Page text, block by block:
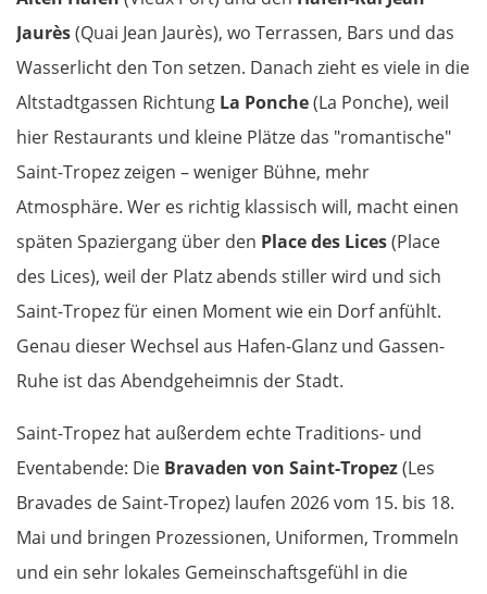
Jaurès(Quai Jean Jaurès), wo Terrassen, Bars und das
Wasserlicht den Ton setzen. Danach zieht es viele in die
Altstadtgassen Richtung La Ponche(La Ponche), weil
hier Restaurants und kleine Plätze das "romantische"
Saint-Tropez zeigen – weniger Bühne, mehr
Atmosphäre. Wer es richtig klassisch will, macht einen
späten Spaziergang über den Place des Lices(Place
des Lices), weil der Platz abends stiller wird und sich
Saint-Tropez für einen Moment wie ein Dorf anfühlt.
Genau dieser Wechsel aus Hafen-Glanz und Gassen-
Ruhe ist das Abendgeheimnis der Stadt.
Saint-Tropez hat außerdem echte Traditions- und
Eventabende: Die Bravaden von Saint-Tropez(Les
Bravades de Saint-Tropez) laufen 2026 vom 15. bis 18.
Mai und bringen Prozessionen, Uniformen, Trommeln
und ein sehr lokales Gemeinschaftsgefühl in die
Esztergom
Budapest
Tiszafüred
Debrecen
Rumänien Ost
Oradea
Târnăveni
Sibiu